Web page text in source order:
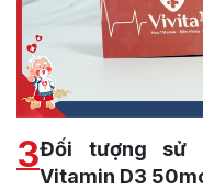
3Đối tượng sử
Vitamin D3